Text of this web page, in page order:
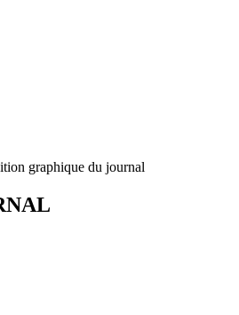
graphique du journal